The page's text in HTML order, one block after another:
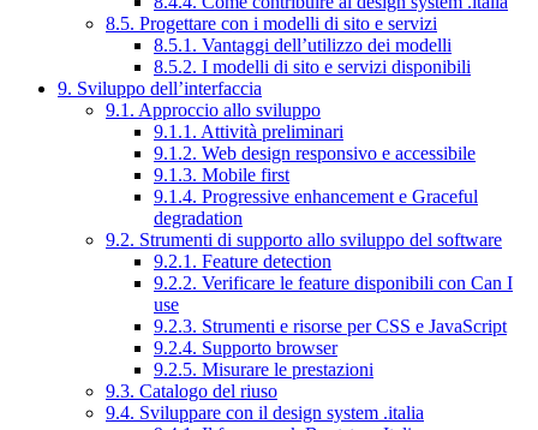
8.5. Progettare con i modelli di sito e servizi
8.5.1. Vantaggi dell’utilizzo dei modelli
8.5.2. I modelli di sito e servizi disponibili
9. Sviluppo dell’interfaccia
9.1. Approccio allo sviluppo
9.1.1. Attività preliminari
9.1.2. Web design responsivo e accessibile
9.1.3. Mobile first
9.1.4. Progressive enhancement e Graceful
degradation
9.2. Strumenti di supporto allo sviluppo del software
9.2.1. Feature detection
9.2.2. Verificare le feature disponibili con Can I
use
9.2.3. Strumenti e risorse per CSS e JavaScript
9.2.4. Supporto browser
9.2.5. Misurare le prestazioni
9.3. Catalogo del riuso
9.4. Sviluppare con il design system .italia